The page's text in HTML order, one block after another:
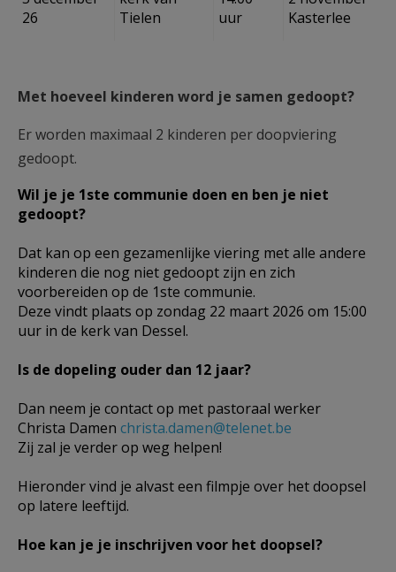
26
Tielen
uur
Kasterlee
Met hoeveel kinderen word je samen gedoopt?
Er worden maximaal 2 kinderen per doopviering
gedoopt.
Wil je je 1ste communie doen en ben je niet
gedoopt?
Dat kan op een gezamenlijke viering met alle andere
kinderen die nog niet gedoopt zijn en zich
voorbereiden op de 1ste communie.
Deze vindt plaats op zondag 22 maart 2026 om 15:00
uur in de kerk van Dessel.
Is de dopeling ouder dan 12 jaar?
Dan neem je contact op met pastoraal werker
Christa Damen christa.damen@telenet.be
Zij zal je verder op weg helpen!
Hieronder vind je alvast een filmpje over het doopsel
op latere leeftijd.
Hoe kan je je inschrijven voor het doopsel?